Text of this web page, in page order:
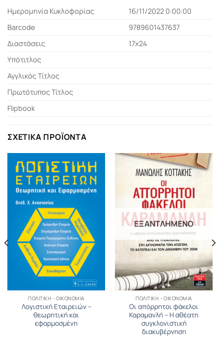
Ημερομηνία Κυκλοφορίας
16/11/2022 0:00:00
Barcode
9789601437637
Διαστάσεις
17x24
Υπότιτλος
Αγγλικός Τίτλος
Πρωτότυπος Τίτλος
Flipbook
ΣΧΕΤΙΚΆ ΠΡΟΪΌΝΤΑ
ΠΟΛΙΤΙΚΉ - ΟΙΚΟΝΟΜΊΑ
Λογιστική Εταιρειών –
θεωρητική και
εφαρμοσμένη
ΕΞΑΝΤΛΗΜΈΝΟ
ΠΟΛΙΤΙΚΉ - ΟΙΚΟΝΟΜΊΑ
Οι απόρρητοι φάκελοι
Καραμανλή – Η αθέατη
συγκλονιστική
διακυβέρνηση